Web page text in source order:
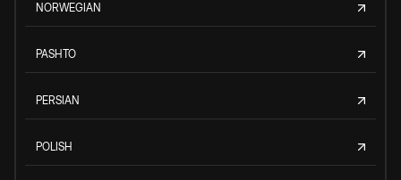
NORWEGIAN
PASHTO
PERSIAN
POLISH